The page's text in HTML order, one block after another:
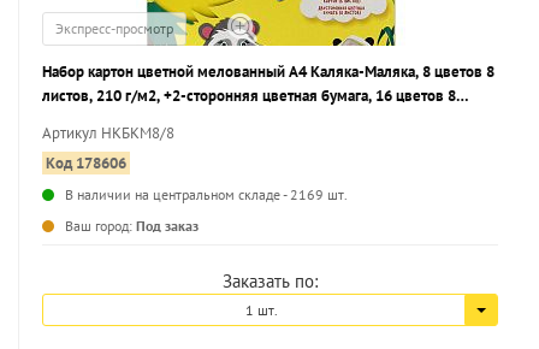
Экспресс-просмотр
Набор картон цветной мелованный А4 Каляка-Маляка, 8 цветов 8
листов, 210 г/м2, +2-сторонняя цветная бумага, 16 цветов 8
Артикул НКБКМ8/8
Код 178606
В наличии на центральном складе - 2169 шт.
Ваш город: Под заказ
Заказать по:
1 шт.